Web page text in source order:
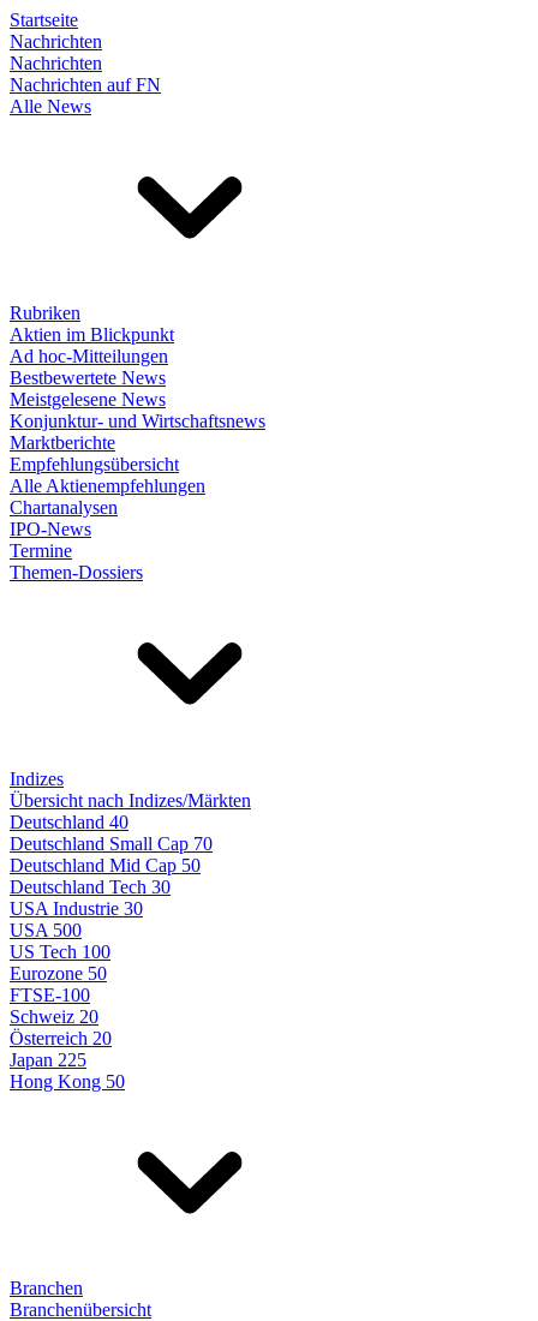
Startseite
Nachrichten
Nachrichten
Nachrichten auf FN
Alle News
Rubriken
Aktien im Blickpunkt
Ad hoc-Mitteilungen
Bestbewertete News
Meistgelesene News
Konjunktur- und Wirtschaftsnews
Marktberichte
Empfehlungsübersicht
Alle Aktienempfehlungen
Chartanalysen
IPO-News
Termine
Themen-Dossiers
Indizes
Übersicht nach Indizes/Märkten
Deutschland 40
Deutschland Small Cap 70
Deutschland Mid Cap 50
Deutschland Tech 30
USA Industrie 30
USA 500
US Tech 100
Eurozone 50
FTSE-100
Schweiz 20
Österreich 20
Japan 225
Hong Kong 50
Branchen
Branchenübersicht